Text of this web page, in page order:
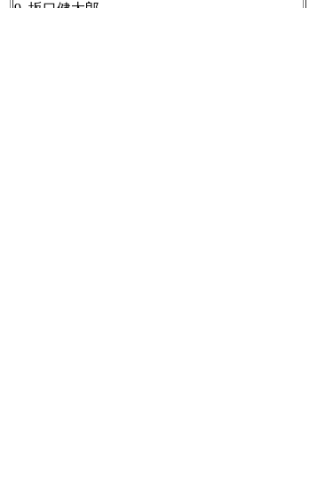
9. 坂口健太郎